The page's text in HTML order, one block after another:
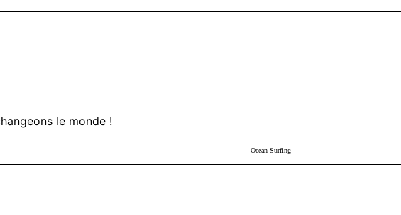
Ocean Surfing